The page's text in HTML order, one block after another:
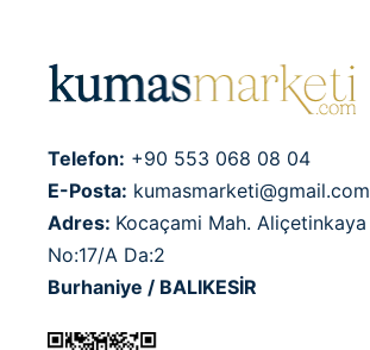
Telefon: +90 553 068 08 04
E-Posta: kumasmarketi@gmail.com
Adres: Kocaçami Mah.
No:17/A Da:2
Burhaniye / BALIKESİR